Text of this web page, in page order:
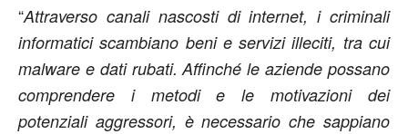
“Attraverso canali nascosti di internet, i criminali
informatici scambiano beni e servizi illeciti, tra cui
malware e dati rubati. Affinché le aziende possano
comprendere i metodi e le motivazioni dei
potenziali aggressori, è necessario che sappiano